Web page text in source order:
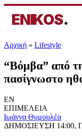
ENIKOS.
Αρχική » Lifestyle
“Βόμβα” από
πασίγνωστο
EN
ΕΠΙΜΕΛΕΙΑ
Ιωάννα Θυμουλέα
ΔΗΜΟΣΙΕΥΣΗ 14:00,